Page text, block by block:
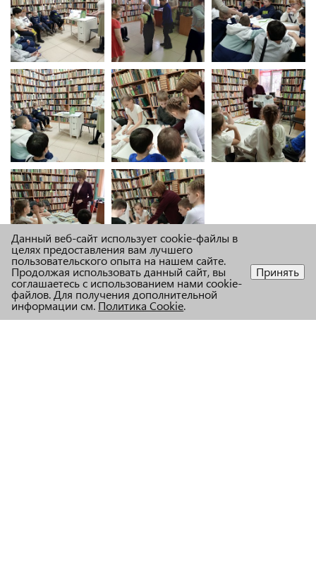
Данный веб-сайт использует cookie-файлы в
целях предоставления вам лучшего
пользовательского опыта на нашем сайте.
Продолжая использовать данный сайт, вы
соглашаетесь с использованием нами cookie-
файлов. Для получения дополнительной
информации см.Политика Cookie.
Принять